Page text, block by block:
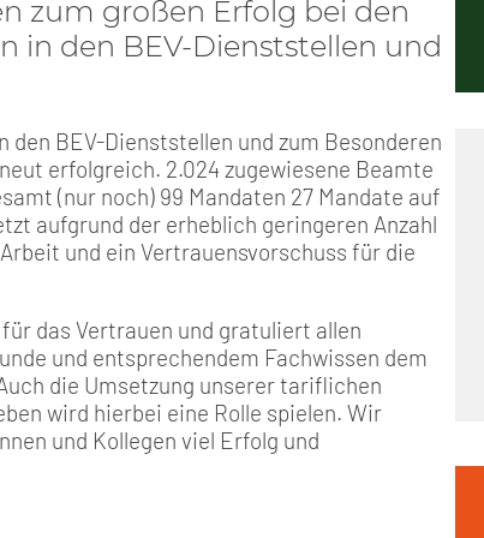
Positionen
Unsere Satzungen
Nord
Nordrhein-Westfalen
Süd-West
GDL-Jugend Winter (Ski-
Arbeitskreis Seniorenpolitik
Schichtarbeit
Grundsätzliche Fünf-Tage-
Erhöhung des Entgeltes -
Berufshaftpflicht
Familien- und
Freizeit- und
Technikbroschüren
Versichertenberater
Mitgliedsbeiträge
zum großen Erfolg bei den
in den BEV-Dienststellen und
den BEV-Dienststellen und zum Besonderen
erfolgreich. 2.024 zugewiesene Beamte
(nur noch) 99 Mandaten 27 Mandate auf
aufgrund der erheblich geringeren Anzahl
und ein Vertrauensvorschuss für die
das Vertrauen und gratuliert allen
und entsprechendem Fachwissen dem
die Umsetzung unserer tariflichen
wird hierbei eine Rolle spielen. Wir
und Kollegen viel Erfolg und